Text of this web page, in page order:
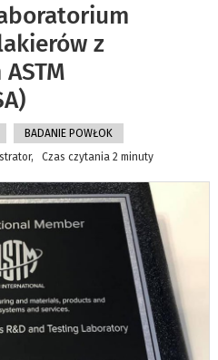
z
BADANIE POWŁOK
Czas czytania 2 minuty